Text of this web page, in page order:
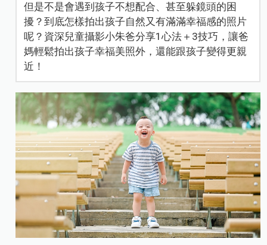
但是不是會遇到孩子不想配合、甚至躲鏡頭的困
擾？到底怎樣拍出孩子自然又有滿滿幸福感的照片
呢？資深兒童攝影小朱爸分享1心法＋3技巧，讓爸
媽輕鬆拍出孩子幸福美照外，還能跟孩子變得更親
近！